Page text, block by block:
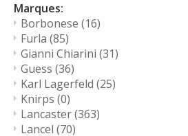
Marques:
Borbonese (16)
Furla (85)
Gianni Chiarini (31)
Guess (36)
Karl Lagerfeld (25)
Knirps (0)
Lancaster(363)
Lancel (70)